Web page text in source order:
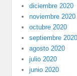
diciembre 2020
noviembre 2020
octubre 2020
septiembre 2020
agosto 2020
julio 2020
junio 2020